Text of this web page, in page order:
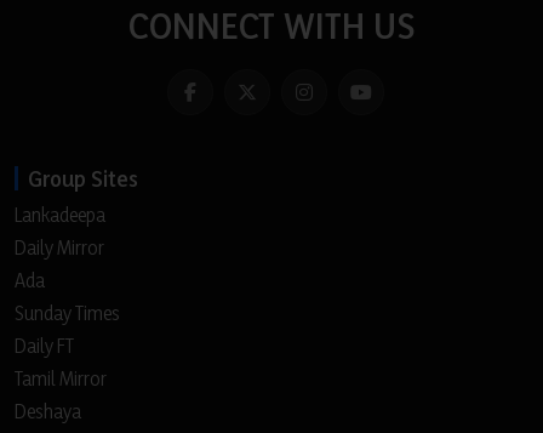
CONNECT WITH US
Group Sites
Lankadeepa
Daily Mirror
Ada
Sunday Times
Daily FT
Tamil Mirror
Deshaya